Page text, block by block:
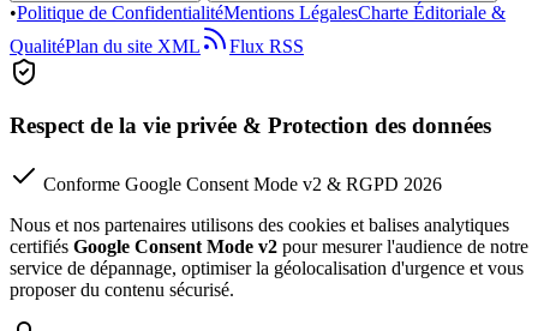
•Politique de ConfidentialitéMentions LégalesCharte Éditoriale &
QualitéPlan du site XML Flux RSS
Respect de la vie privée & Protection des données
Conforme Google Consent Mode v2 & RGPD 2026
Nous et nos partenaires utilisons des cookies et balises analytiques
certifiés Google Consent Mode v2 pour mesurer l'audience de notre
service de dépannage, optimiser la géolocalisation d'urgence et vous
proposer du contenu sécurisé.